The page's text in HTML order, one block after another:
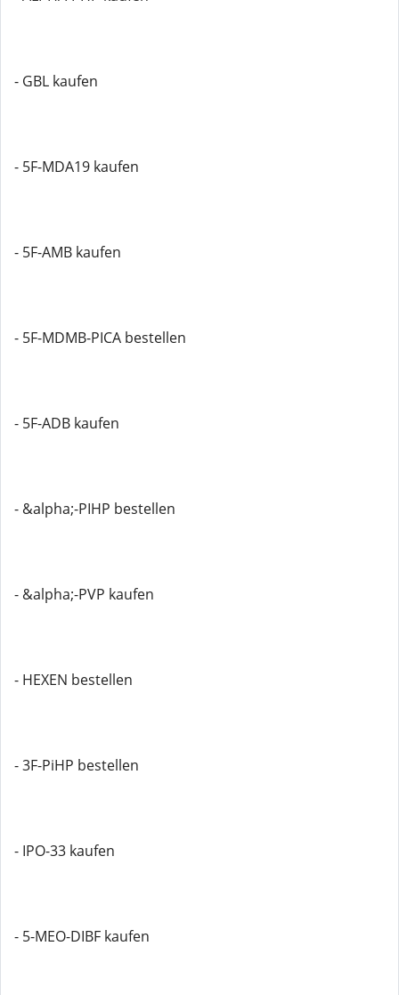
- GBL kaufen
- 5F-MDA19 kaufen
- 5F-AMB kaufen
- 5F-MDMB-PICA bestellen
- 5F-ADB kaufen
- &alpha;-PIHP bestellen
- &alpha;-PVP kaufen
- HEXEN bestellen
- 3F-PiHP bestellen
- IPO-33 kaufen
- 5-MEO-DIBF kaufen